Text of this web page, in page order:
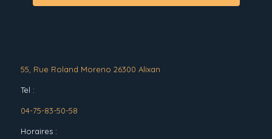
55, Rue Roland Moreno 26300 Alixan
Tel :
04-75-83-50-58
Horaires :